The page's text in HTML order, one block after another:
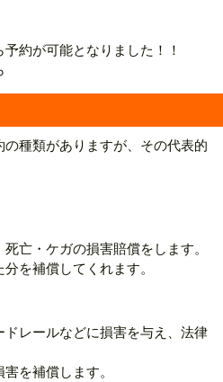
約が可能となりました！！
種類がありますが、その代表的
亡・ケガの損害賠償をします。
を補償してくれます。
レールなどに損害を与え、法律
を補償します。